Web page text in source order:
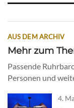
AUS DEM ARCHIV
Mehr zum
Passende
Personen und
4.